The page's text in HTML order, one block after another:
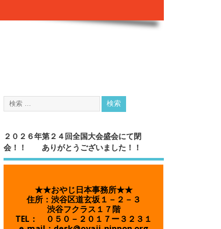
２０２６年第２４回全国大会盛会にて閉
会！！ ありがとうございました！！
★★おやじ日本事務所★★
住所：渋谷区道玄坂１－２－３
渋谷フクラス１７階
TEL： ０５０－２０１７ー３２３１